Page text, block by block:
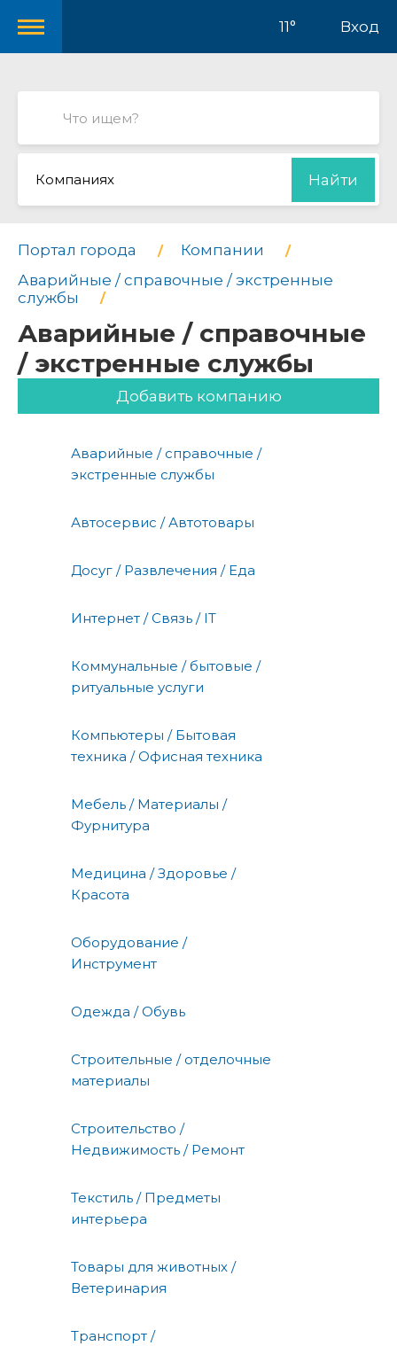
11° Вход
Компаниях Найти
Портал города
Компании
Аварийные / справочные / экстренные
службы
Аварийные / справочные
/ экстренные службы
Добавить компанию
Аварийные / справочные /
экстренные службы
Автосервис / Автотовары
Досуг / Развлечения / Еда
Интернет / Связь / IT
Коммунальные / бытовые /
ритуальные услуги
Компьютеры / Бытовая
техника / Офисная техника
Мебель / Материалы /
Фурнитура
Медицина / Здоровье /
Красота
Оборудование /
Инструмент
Одежда / Обувь
Строительные / отделочные
материалы
Строительство /
Недвижимость / Ремонт
Текстиль / Предметы
интерьера
Товары для животных /
Ветеринария
Транспорт /